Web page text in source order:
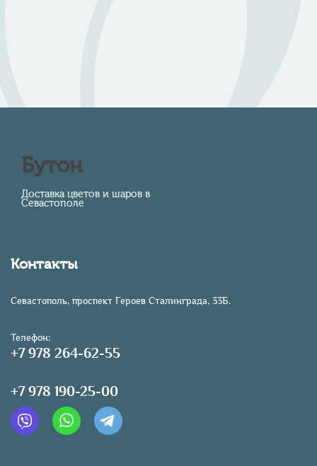
Бутон
Доставка цветов и шаров в
Севастополе
Контакты
Севастополь, проспект Героев Сталинграда, 33Б.
Телефон:
+7 978 264-62-55
+7 978 190-25-00